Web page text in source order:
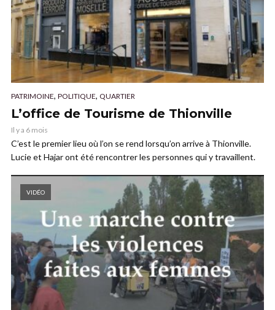
PATRIMOINE, POLITIQUE, QUARTIER
L’office de Tourisme de Thionville
Il y a 6 mois
C’est le premier lieu où l’on se rend lorsqu’on arrive à Thionville.
Lucie et Hajar ont été rencontrer les personnes qui y travaillent.
VIDÉO